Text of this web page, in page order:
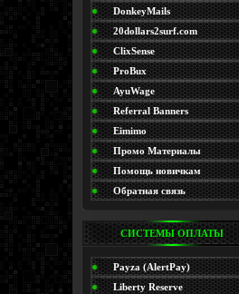
DonkeyMails
20dollars2surf.com
ClixSense
ProBux
AyuWage
Referral Banners
Eimimo
Промо Материалы
(Promo)Помощь новичкам
Обратная связь
СИСТЕМЫ ОПЛАТЫ
Payza (AlertPay)
Liberty Reserve